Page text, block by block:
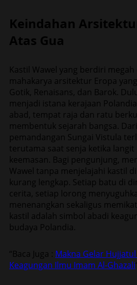
Keindahan
Atas Gua
Kastil Wawel yang berdiri
mahakarya arsitektur Eropa
Gotik, Renaisans, dan Barok.
menjadi istana kerajaan
abad, tempat raja dan ratu
membentuk sejarah bangsa.
pemandangan Sungai Vistula
terutama saat senja ketika
keemasan. Bagi pengunjung,
Wawel tanpa menjelajahi kastil
kurang lengkap. Setiap batu di
cerita, setiap lorong
menenangkan sekaligus
kastil adalah simbol abadi
budaya Polandia.
“Baca Juga : Makna Gelar
Keagungan Ilmu Imam Al-Ghazali